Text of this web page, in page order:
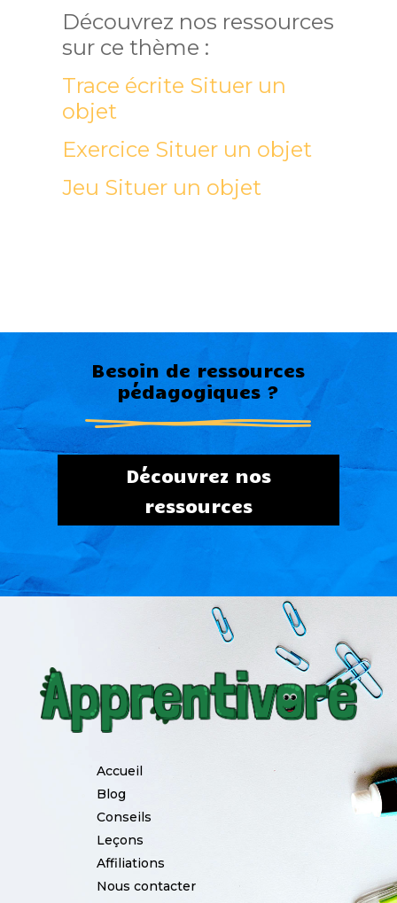
o
Découvrez nos ressources
sur ce thème :
Trace écrite Situer un
objet
Exercice Situer un objet
Jeu Situer un objet
Besoin de ressources
pédagogiques ?
Découvrez nos
ressources
Accueil
Blog
Conseils
Leçons
Affiliations
Nous contacter